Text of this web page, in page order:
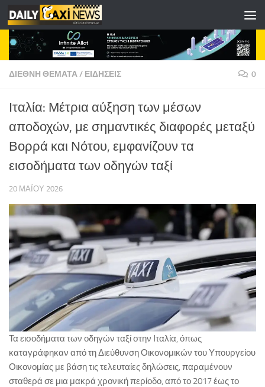
Skip to content
ΔΙΕΘΝΗ ΘΕΜΑΤΑ/ ΕΙΔΗΣΕΙΣ 0
Ιταλία: Μέτρια αύξηση των μέσων
αποδοχών, με σημαντικές διαφορές μεταξύ
Βορρά και Νότου, εμφανίζουν τα
εισοδήματα των οδηγών ταξί
20 ΜΑΪ́ΟΥ 2026
Τα εισοδήματα των οδηγών ταξί στην Ιταλία, όπως
καταγράφηκαν από τη Διεύθυνση Οικονομικών του Υπουργείου
Οικονομίας με βάση τις τελευταίες δηλώσεις, παραμένουν
σταθερά σε μια μακρά χρονική περίοδο, από το 2017 έως το